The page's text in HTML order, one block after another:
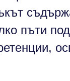
пъти